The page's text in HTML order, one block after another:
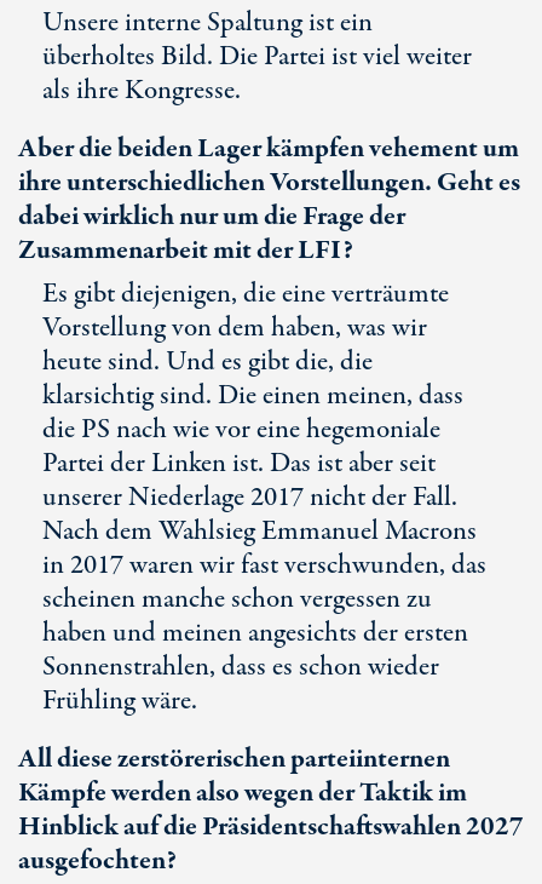
Unsere interne Spaltung ist ein
überholtes Bild. Die Partei ist viel weiter
als ihre Kongresse.
Aber die beiden Lager kämpfen vehement um
ihre unterschiedlichen Vorstellungen. Geht es
dabei wirklich nur um die Frage der
Zusammenarbeit mit der LFI?
Es gibt diejenigen, die eine verträumte
Vorstellung von dem haben, was wir
heute sind. Und es gibt die, die
klarsichtig sind. Die einen meinen, dass
die PS nach wie vor eine hegemoniale
Partei der Linken ist. Das ist aber seit
unserer Niederlage 2017 nicht der Fall.
Nach dem Wahlsieg Emmanuel Macrons
in 2017 waren wir fast verschwunden, das
scheinen manche schon vergessen zu
haben und meinen angesichts der ersten
Sonnenstrahlen, dass es schon wieder
Frühling wäre.
All diese zerstörerischen parteiinternen
Kämpfe werden also wegen der Taktik im
Hinblick auf die Präsidentschaftswahlen 2027
ausgefochten?